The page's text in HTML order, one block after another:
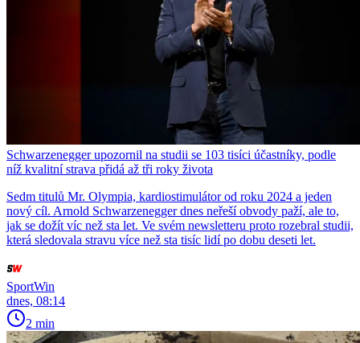
Schwarzenegger upozornil na studii se 103 tisíci účastníky, podle
níž kvalitní strava přidá až tři roky života
Sedm titulů Mr. Olympia, kardiostimulátor od roku 2024 a jeden
nový cíl. Arnold Schwarzenegger dnes neřeší obvody paží, ale to,
jak se dožít víc než sta let. Ve svém newsletteru proto rozebral studii,
která sledovala stravu více než sta tisíc lidí po dobu deseti let.
SportWin
dnes, 08:14
2 min